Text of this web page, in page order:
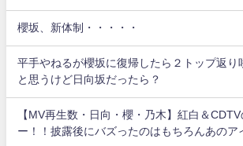
櫻坂、新体制・・・・・
平手やねるが櫻坂に復帰したら２トップ返り
と思うけど日向坂だったら？
【MV再生数・日向・櫻・乃木】紅白＆
ー！！披露後にバズったのはもちろんあのア